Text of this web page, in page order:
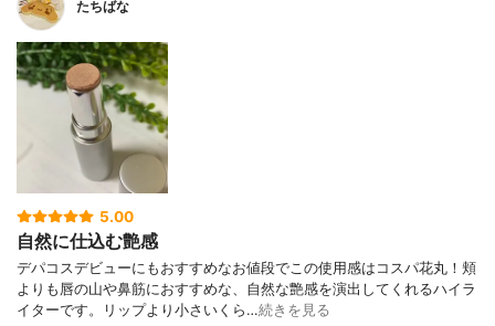
たちばな
5.00
自然に仕込む艶感
デパコスデビューにもおすすめなお値段でこの使用感はコスパ花丸！頬
よりも唇の山や鼻筋におすすめな、自然な艶感を演出してくれるハイラ
イターです。リップより小さいくら…続きを見る